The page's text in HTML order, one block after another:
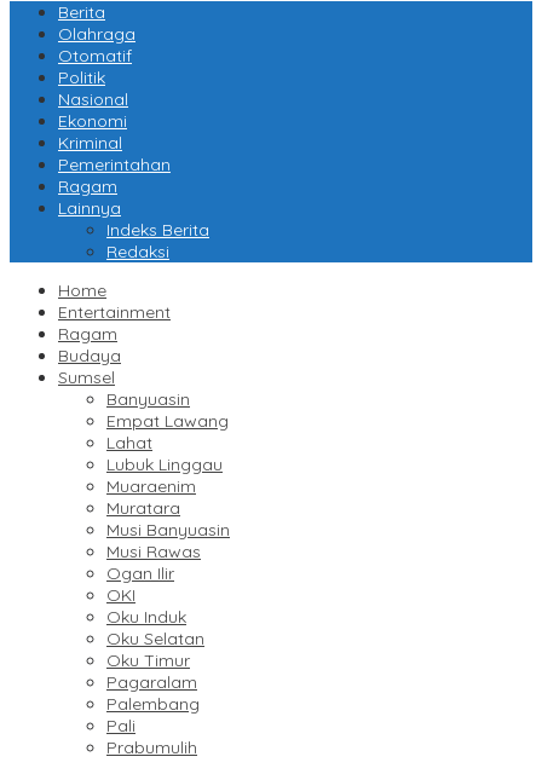
Berita
Olahraga
Otomatif
Politik
Nasional
Ekonomi
Kriminal
Pemerintahan
Ragam
Lainnya
Indeks Berita
Redaksi
Home
Entertainment
Ragam
Budaya
Sumsel
Banyuasin
Empat Lawang
Lahat
Lubuk Linggau
Muaraenim
Muratara
Musi Banyuasin
Musi Rawas
Ogan Ilir
OKI
Oku Induk
Oku Selatan
Oku Timur
Pagaralam
Palembang
Pali
Prabumulih